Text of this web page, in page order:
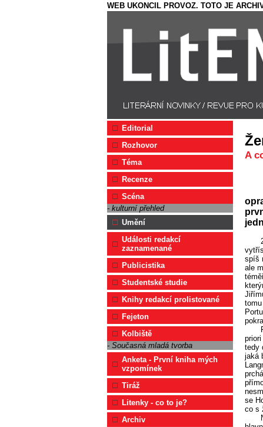
WEB UKONCIL PROVOZ. TOTO JE
Editorial
Rozhovor
Téma
Recenze
Scéna
- kulturní přehled
Umění
Události redakcí
zaznamenané
Publicistika
Studentské studie
Knihy redakcí prolistované
Fejeton
Kolbiště
- Současná mladá tvorba
Anketa - První kniha mých
vzpomínek
Tiráž
Litenky - co to je?
Archiv
A
spíš
ale
tedy
jaká
se
co s